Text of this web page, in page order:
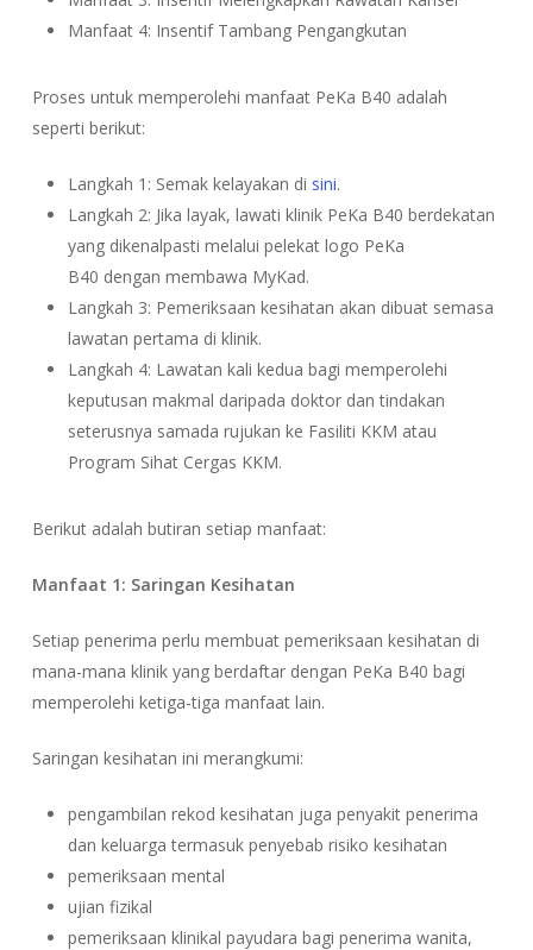
Manfaat 4: Insentif Tambang Pengangkutan
Proses untuk memperolehi manfaat PeKa B40 adalah
seperti berikut:
Langkah 1: Semak kelayakan di sini.
Langkah 2: Jika layak, lawati klinik PeKa B40 berdekatan
yang dikenalpasti melalui pelekat logo PeKa
B40 dengan membawa MyKad.
Langkah 3: Pemeriksaan kesihatan akan dibuat semasa
lawatan pertama di klinik.
Langkah 4: Lawatan kali kedua bagi memperolehi
keputusan makmal daripada doktor dan tindakan
seterusnya samada rujukan ke Fasiliti KKM atau
Program Sihat Cergas KKM.
Berikut adalah butiran setiap manfaat:
Manfaat 1: Saringan Kesihatan
Setiap penerima perlu membuat pemeriksaan kesihatan di
mana-mana klinik yang berdaftar dengan PeKa B40 bagi
memperolehi ketiga-tiga manfaat lain.
Saringan kesihatan ini merangkumi:
pengambilan rekod kesihatan juga penyakit penerima
dan keluarga termasuk penyebab risiko kesihatan
pemeriksaan mental
ujian fizikal
pemeriksaan klinikal payudara bagi penerima wanita,